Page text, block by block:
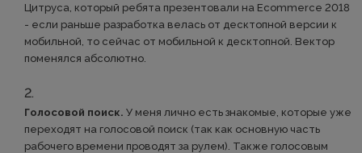
Цитруса, который ребята презентовали на Ecommerce 2018
- если раньше разработка велась от десктопной версии к
мобильной, то сейчас от мобильной к десктопной. Вектор
поменялся абсолютно.
Голосовой поиск. У меня лично есть знакомые, которые уже
переходят на голосовой поиск (так как основную часть
рабочего времени проводят за рулем). Также голосовым